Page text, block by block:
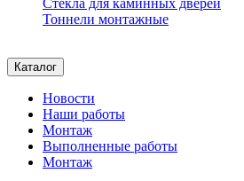
Стекла для каминных дверей
Тоннели монтажные
Каталог
Новости
Наши работы
Монтаж
Выполненные работы
Монтаж